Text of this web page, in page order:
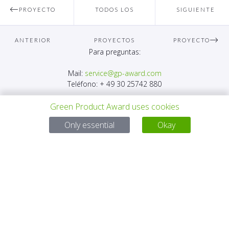
PROYECTO
ANTERIOR
TODOS LOS
PROYECTOS
SIGUIENTE
PROYECTO
Para preguntas:
Mail: service@gp-award.com
Teléfono: + 49 30 25742 880
Green Product Award uses cookies
Only essential
Okay